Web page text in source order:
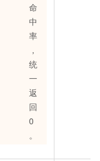
命
中
率
，
统
一
返
回
0
。